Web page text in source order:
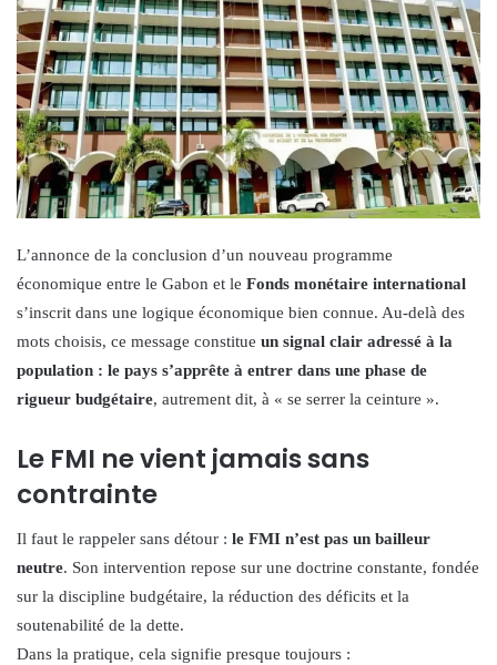
L’annonce de la conclusion d’un nouveau programme
économique entre le Gabon et le Fonds monétaire international
s’inscrit dans une logique économique bien connue. Au-delà des
mots choisis, ce message constitue un signal clair adressé à la
population : le pays s’apprête à entrer dans une phase de
rigueur budgétaire, autrement dit, à « se serrer la ceinture ».
Le FMI ne vient jamais sans
contrainte
Il faut le rappeler sans détour : le FMI n’est pas un bailleur
neutre. Son intervention repose sur une doctrine constante, fondée
sur la discipline budgétaire, la réduction des déficits et la
soutenabilité de la dette.
Dans la pratique, cela signifie presque toujours :